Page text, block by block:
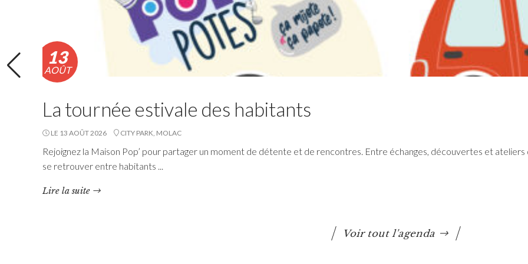
escapade à Damgan ou à
et l’environnement
Questembert Communauté lance un 3e appel à
13
AOÛT
La tournée estivale des habitants
LE 13 AOÛT 2026 CITY PARK, MOLAC
Rejoignez la Maison Pop’ pour partager un moment de détente et de rencontres. Entre échanges, découvertes et
se retrouver entre habitants ...
Lire la suite
Voir tout l'agenda